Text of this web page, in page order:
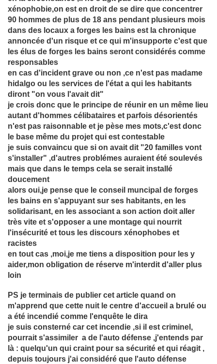
xénophobie,on est en droit de se dire que concentrer
90 hommes de plus de 18 ans pendant plusieurs mois
dans des locaux a forges les bains est la chronique
annoncée d'un risque et ce qui m'insupporte c'est que
les élus de forges les bains seront considérés comme
responsables
en cas d'incident grave ou non ,ce n'est pas madame
hidalgo ou les services de l'état a qui les habitants
diront "on vous l'avait dit"
je crois donc que le principe de réunir en un même lieu
autant d'hommes célibataires et parfois désorientés
n'est pas raisonnable et je pèse mes mots,c'est donc
le base même du projet qui est contestable
je suis convaincu que si on avait dit "20 familles vont
s'installer" ,d'autres problémes auraient été soulevés
mais que dans le temps cela se serait installé
doucement
alors oui,je pense que le conseil muncipal de forges
les bains en s'appuyant sur ses habitants, en les
solidarisant, en les associant a son action doit aller
très vite et s'opposer a une montage qui nourrit
l'insécurité et tous les discours xénophobes et
racistes
en tout cas ,moi,je me tiens a disposition pour les y
aider,mon obligation de réserve m'interdit d'aller plus
loin
PS je terminais de publier cet article quand on
m'apprend que cette nuit le centre d'accueil a brulé ou
a été incendié comme l'enquête le dira
je suis consterné car cet incendie ,si il est criminel,
pourrait s'assimiler a de l'auto défense ,j'entends par
là : quelqu'un qui craint pour sa sécurité et qui réagit ,
depuis toujours j'ai considéré que l'auto défense